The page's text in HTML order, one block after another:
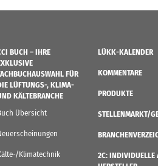
BUCH – IHRE
FÜR
LÜFTUNGS-, KLIMA-
KÄLTEBRANCHE
Übersicht
Klimatechnik
LÜKK-KALENDER
KOMMENTARE
PRODUKTE
STELLENMARKT/
2C: INDIVIDUELLE